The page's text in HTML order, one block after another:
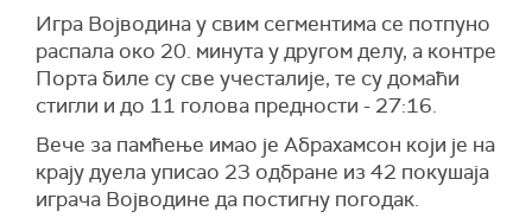
Игра Војводина у свим сегментима се потпуно
распала око 20. минута у другом делу, а контре
Порта биле су све учесталије, те су домаћи
стигли и до 11 голова предности - 27:16.
Вече за памћење имао је Абрахамсон који је на
крају дуела уписао 23 одбране из 42 покушаја
играча Војводине да постигну погодак.